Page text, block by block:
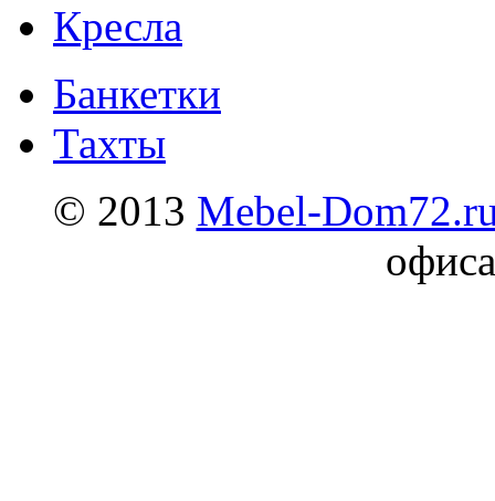
Кресла
Банкетки
Тахты
© 2013 Mebel-